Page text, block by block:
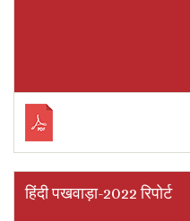
हिंदी पखवाड़ा-2022 रिपोर्ट